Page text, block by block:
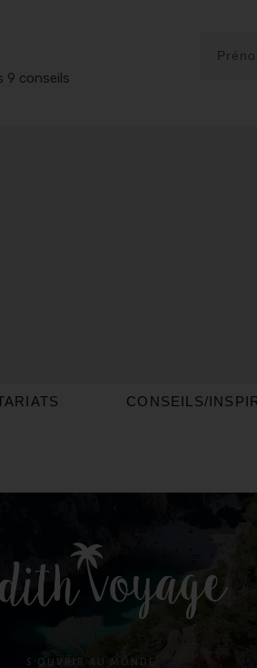
CONSEILS/
S'OUVRIR AU MONDE
9 conseils